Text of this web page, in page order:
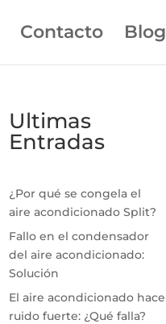
Contacto Blog
Ultimas
Entradas
¿Por qué se congela el
aire acondicionado Split?
Fallo en el condensador
del aire acondicionado:
Solución
El aire acondicionado hace
ruido fuerte: ¿Qué falla?